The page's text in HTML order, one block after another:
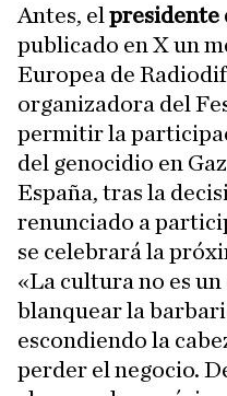
Antes, el presidente
publicado en X un
Europea de
organizadora del
permitir la
del genocidio en
España, tras la
renunciado a
se celebrará la
«La cultura no es
blanquear la
escondiendo la
perder el negocio.